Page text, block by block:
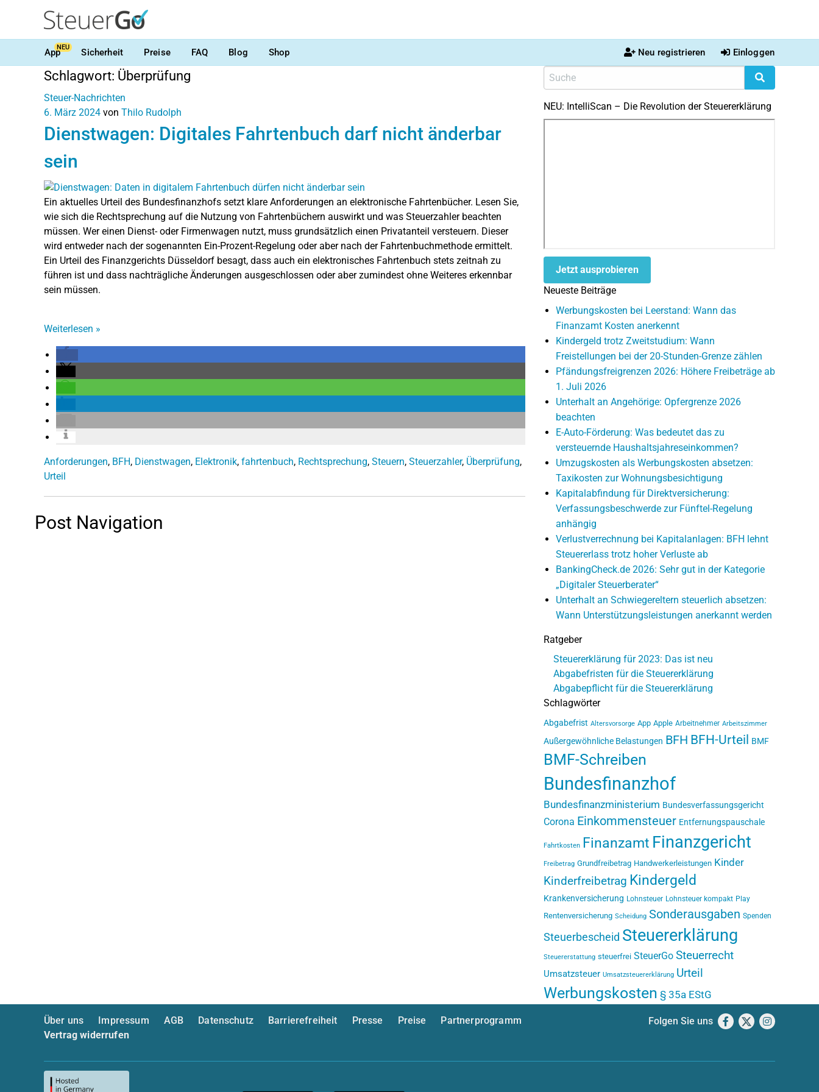
AppNEU Sicherheit Preise FAQ Blog Shop Neu registrieren Einloggen
Schlagwort: Überprüfung
Steuer-Nachrichten
6. März 2024 von Thilo Rudolph
Dienstwagen: Digitales Fahrtenbuch darf nicht änderbar
sein
Ein aktuelles Urteil des Bundesfinanzhofs setzt klare Anforderungen an elektronische Fahrtenbücher. Lesen Sie,
wie sich die Rechtsprechung auf die Nutzung von Fahrtenbüchern auswirkt und was Steuerzahler beachten
müssen. Wer einen Dienst- oder Firmenwagen nutzt, muss grundsätzlich einen Privatanteil versteuern. Dieser
wird entweder nach der sogenannten Ein-Prozent-Regelung oder aber nach der Fahrtenbuchmethode ermittelt.
Ein Urteil des Finanzgerichts Düsseldorf besagt, dass auch ein elektronisches Fahrtenbuch stets zeitnah zu
führen ist und dass nachträgliche Änderungen ausgeschlossen oder aber zumindest ohne Weiteres erkennbar
sein müssen.
Weiterlesen »
Anforderungen, BFH, Dienstwagen, Elektronik, fahrtenbuch, Rechtsprechung, Steuern, Steuerzahler, Überprüfung,
Urteil
Post Navigation
NEU: IntelliScan – Die Revolution der Steuererklärung
Jetzt ausprobieren
Neueste Beiträge
Werbungskosten bei Leerstand: Wann das
Finanzamt Kosten anerkennt
Kindergeld trotz Zweitstudium: Wann
Freistellungen bei der 20-Stunden-Grenze zählen
Pfändungsfreigrenzen 2026: Höhere Freibeträge ab
1. Juli 2026
Unterhalt an Angehörige: Opfergrenze 2026
beachten
E-Auto-Förderung: Was bedeutet das zu
versteuernde Haushaltsjahreseinkommen?
Umzugskosten als Werbungskosten absetzen:
Taxikosten zur Wohnungsbesichtigung
Kapitalabfindung für Direktversicherung:
Verfassungsbeschwerde zur Fünftel-Regelung
anhängig
Verlustverrechnung bei Kapitalanlagen: BFH lehnt
Steuererlass trotz hoher Verluste ab
BankingCheck.de 2026: Sehr gut in der Kategorie
„Digitaler Steuerberater“
Unterhalt an Schwiegereltern steuerlich absetzen:
Wann Unterstützungsleistungen anerkannt werden
Ratgeber
Steuererklärung für 2023: Das ist neu
Abgabefristen für die Steuererklärung
Abgabepflicht für die Steuererklärung
Schlagwörter
Abgabefrist Altersvorsorge App Apple Arbeitnehmer Arbeitszimmer
Außergewöhnliche Belastungen BFH BFH-Urteil BMF
BMF-Schreiben
Bundesfinanzhof
Bundesfinanzministerium Bundesverfassungsgericht
Corona Einkommensteuer Entfernungspauschale
Fahrtkosten Finanzamt Finanzgericht
Freibetrag Grundfreibetrag Handwerkerleistungen Kinder
Kinderfreibetrag Kindergeld
Krankenversicherung Lohnsteuer Lohnsteuer kompakt Play
Rentenversicherung Scheidung Sonderausgaben Spenden
Steuerbescheid Steuererklärung
Steuererstattung steuerfrei SteuerGo Steuerrecht
Umsatzsteuer Umsatzsteuererklärung Urteil
Werbungskosten § 35a EStG
Über uns Impressum AGB Datenschutz Barrierefreiheit Presse Preise
Partnerprogramm
Vertrag widerrufen
Folgen Sie uns Facebook
X Instagram